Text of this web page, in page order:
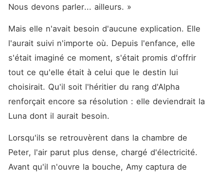
Nous devons parler... ailleurs. »
Mais elle n'avait besoin d'aucune explication. Elle
l'aurait suivi n'importe où. Depuis l'enfance, elle
s'était imaginé ce moment, s'était promis d'offrir
tout ce qu'elle était à celui que le destin lui
choisirait. Qu'il soit l'héritier du rang d'Alpha
renforçait encore sa résolution : elle deviendrait la
Luna dont il aurait besoin.
Lorsqu'ils se retrouvèrent dans la chambre de
Peter, l'air parut plus dense, chargé d'électricité.
Avant qu'il n'ouvre la bouche, Amy captura de